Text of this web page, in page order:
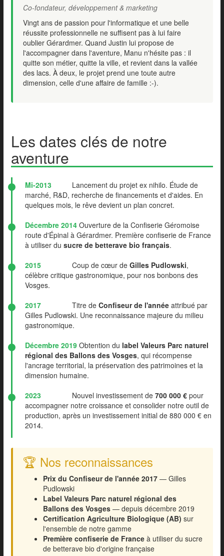
Co-fondateur, développement & marketing
Vingt ans de passion pour l'informatique et une belle
réussite professionnelle ne suffisent pas à lui faire
oublier Gérardmer. Quand Justin lui propose de
l'accompagner dans l'aventure, Manu n'hésite pas : il
quitte son métier, quitte la ville, et revient dans la vallée
des lacs. À deux, le projet prend une toute autre
dimension, celle d'une affaire de famille :-).
Les dates clés de notre
aventure
Mi-2013
Lancement du projet ex nihilo. Étude de
marché, R&D, recherche de financements et d'aides. En
quelques mois, le rêve devient un plan concret.
Décembre 2014 Ouverture de la Confiserie Géromoise
route d'Épinal à Gérardmer. Première confiserie de France
à utiliser du sucre de betterave bio français.
2015
Coup de cœur de Gilles Pudlowski,
célèbre critique gastronomique, pour nos bonbons des
Vosges.
2017
Titre de Confiseur de l'année attribué par
Gilles Pudlowski. Une reconnaissance majeure du milieu
gastronomique.
Décembre 2019 Obtention du label Valeurs Parc naturel
régional des Ballons des Vosges, qui récompense
l'ancrage territorial, la préservation des patrimoines et la
dimension humaine.
2023
Nouvel investissement de 700 000 € pour
accompagner notre croissance et consolider notre outil de
production, après un investissement initial de 880 000 € en
2014.
🏆 Nos reconnaissances
Prix du Confiseur de l'année 2017 — Gilles
Pudlowski
Label Valeurs Parc naturel régional des
Ballons des Vosges — depuis décembre 2019
Certification Agriculture Biologique (AB) sur
l'ensemble de notre gamme
Première confiserie de France à utiliser du sucre
de betterave bio d'origine française